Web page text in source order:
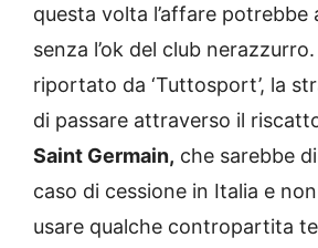
questa volta l’affare
senza l’ok del club
riportato da ‘Tuttosport’, la
di passare attraverso il
Saint Germain, che sarebbe di
caso di cessione in Italia e
usare qualche contropartita